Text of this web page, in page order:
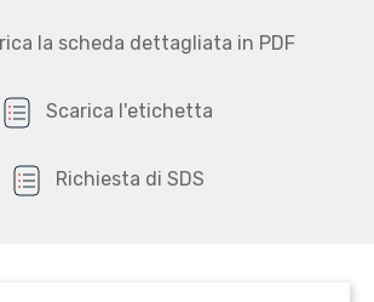
la scheda dettagliata in PDF
Scarica l'etichetta
Richiesta di SDS